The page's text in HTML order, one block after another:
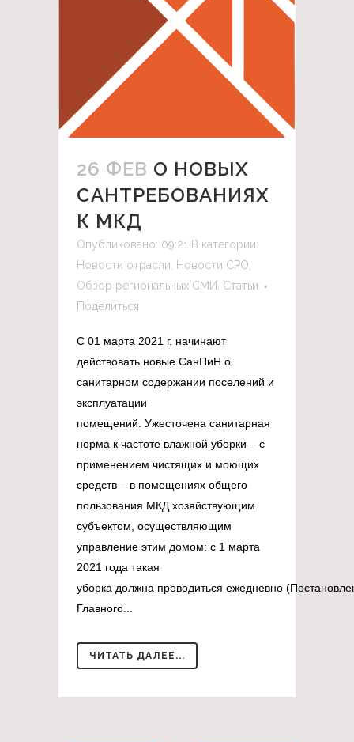
26 ФЕВ О НОВЫХ
САНТРЕБОВАНИЯХ
К МКД
Опубликовано: 09:21 В категории:
Новости отрасли
Новости СРО
Обзор региональных СМИ
Статьи
Поделиться
С 01 марта 2021 г. начинают
действовать новые СанПиН о
санитарном содержании поселений и
эксплуатации
помещений. Ужесточена санитарная
норма к частоте влажной уборки – с
применением чистящих и моющих
средств – в помещениях общего
пользования МКД хозяйствующим
субъектом, осуществляющим
управление этим домом: с 1 марта
2021 года такая
уборка должна проводиться ежедневно
Главного...
ЧИТАТЬ ДАЛЕЕ...